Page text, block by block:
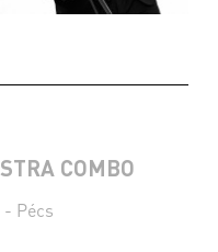
COMBO
Pécs